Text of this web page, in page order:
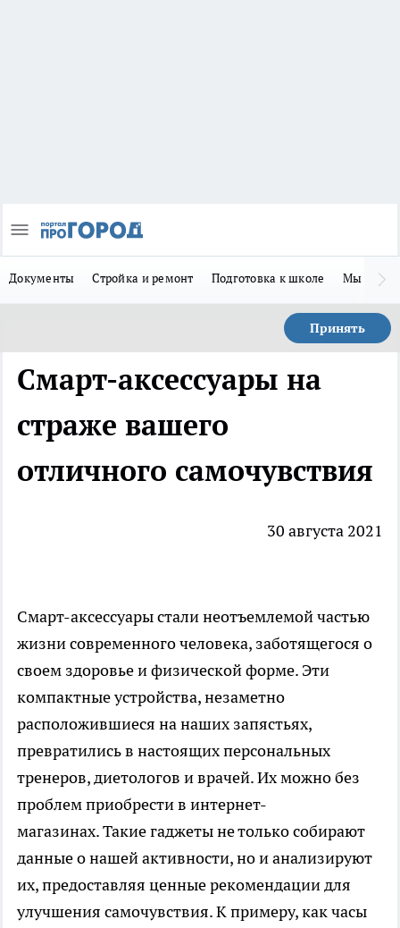
Документы Стройка и ремонт Подготовка к школе Мы в MAX
Принять
Смарт-аксессуары на
страже вашего
отличного самочувствия
30 августа 2021
Смарт-аксессуары стали неотъемлемой частью
жизни современного человека, заботящегося о
своем здоровье и физической форме. Эти
компактные устройства, незаметно
расположившиеся на наших запястьях,
превратились в настоящих персональных
тренеров, диетологов и врачей. Их можно без
проблем приобрести в интернет-
магазинах. Такие гаджеты не только собирают
данные о нашей активности, но и анализируют
их, предоставляя ценные рекомендации для
улучшения самочувствия. К примеру, как часы